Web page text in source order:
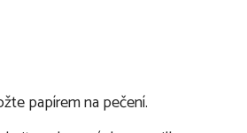
papírem na pečení.